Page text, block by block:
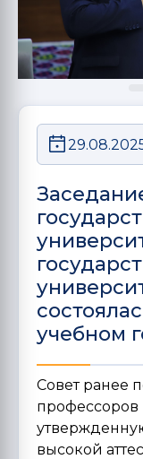
учебном
Совет ранее
профессоров
высокой